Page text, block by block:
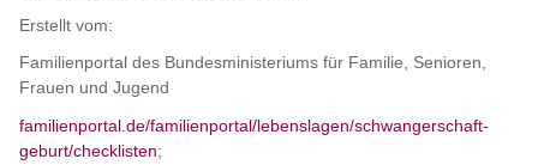
Erstellt vom:
Familienportal des Bundesministeriums für Familie, Senioren,
Frauen und Jugend
familienportal.de/familienportal/lebenslagen/schwangerschaft-
geburt/checklisten;